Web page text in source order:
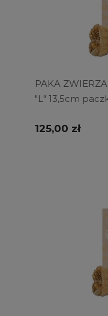
PAKA
"L" 13,5cm
125,00 zł